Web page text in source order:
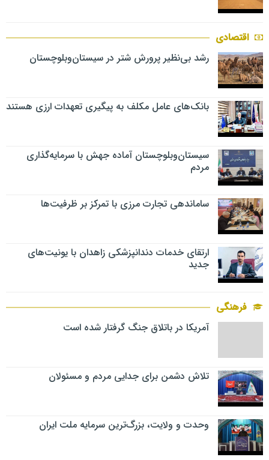
اقتصادی
رشد بی‌نظیر پرورش شتر در سیستان‌وبلوچستان
بانک‌های عامل مکلف به پیگیری تعهدات ارزی هستند
سیستان‌وبلوچستان آماده جهش با سرمایه‌گذاری
مردم
ساماندهی تجارت مرزی با تمرکز بر ظرفیت‌ها
ارتقای خدمات دندانپزشکی زاهدان با یونیت‌های
جدید
فرهنگی
آمریکا در باتلاق جنگ گرفتار شده است
تلاش دشمن برای جدایی مردم و مسئولان
وحدت و ولایت، بزرگ‌ترین سرمایه ملت ایران